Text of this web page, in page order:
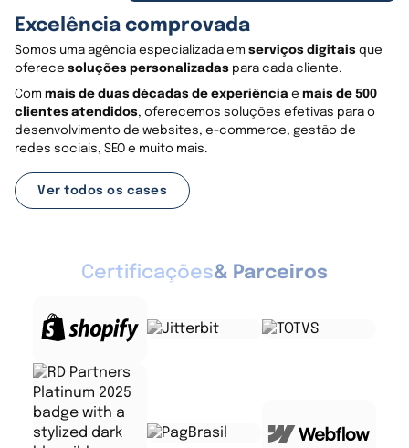
Excelência comprovada
Somos uma agência especializada em serviços digitais que
oferece soluções personalizadas para cada cliente.
Com mais de duas décadas de experiência e mais de 500
clientes atendidos, oferecemos soluções efetivas para o
desenvolvimento de websites, e-commerce, gestão de
redes sociais, SEO e muito mais.
Ver todos os cases
Certificações& Parceiros